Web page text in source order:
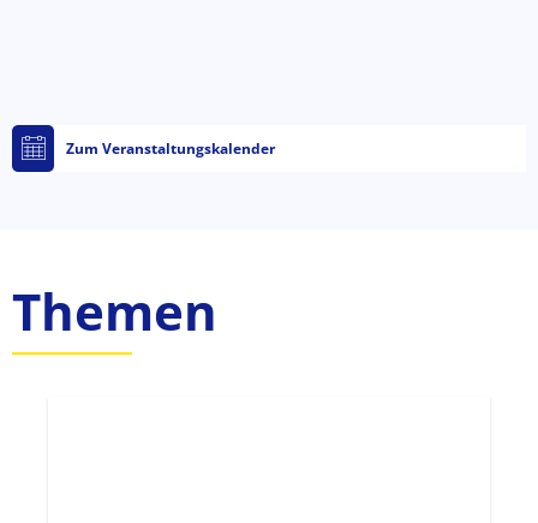
Zum Veranstaltungskalender
Themen